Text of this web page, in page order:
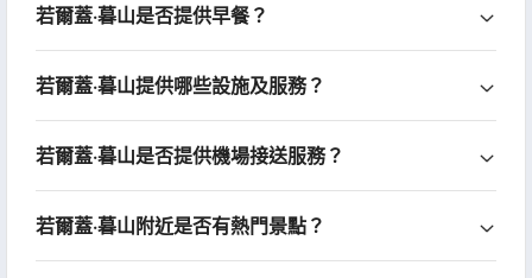
若爾蓋·暮山是否提供早餐？
若爾蓋·暮山提供哪些設施及服務？
若爾蓋·暮山是否提供機場接送服務？
若爾蓋·暮山附近是否有熱門景點？